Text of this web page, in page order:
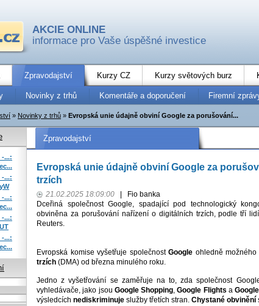
AKCIE ONLINE
informace pro Vaše úspěšné investice
Zpravodajství Kurzy CZ Kurzy světových burz
Novinky z trhů Komentáře a doporučení Firemní
» Novinky z trhů » Evropská unie údajně obviní Google za porušování...
Zpravodajství
Evropská unie údajně obviní Google za
trzích
21.02.2025 18:09:00
Fio banka
Dceřiná společnost Google, spadající pod technologický
obviněna za porušování nařízení o digitálních trzích, podle tří
Reuters.
Evropská komise vyšetřuje společnost Google ohledně
trzích (DMA) od března minulého roku.
Jedno z vyšetřování se zaměřuje na to, zda společnost
vyhledávače, jako jsou Google Shopping,Google Flights a
výsledcích nediskriminuje služby třetích stran. Chystané obvinění
-...:
-...:
-...:
-...:
-...: